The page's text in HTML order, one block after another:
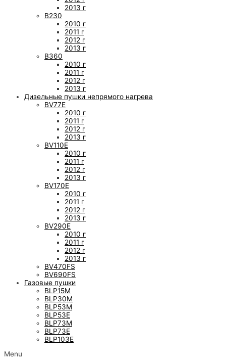
2013 г
B230
2010 г
2011 г
2012 г
2013 г
B360
2010 г
2011 г
2012 г
2013 г
Дизельные пушки непрямого нагрева
BV77E
2010 г
2011 г
2012 г
2013 г
BV110E
2010 г
2011 г
2012 г
2013 г
BV170E
2010 г
2011 г
2012 г
2013 г
BV290E
2010 г
2011 г
2012 г
2013 г
BV470FS
BV690FS
Газовые пушки
BLP15M
BLP30M
BLP53M
BLP53E
BLP73M
BLP73E
BLP103E
Menu